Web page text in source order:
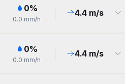
0%
0.0 mm/h
4.4m/s
0%
0.0 mm/h
4.4m/s